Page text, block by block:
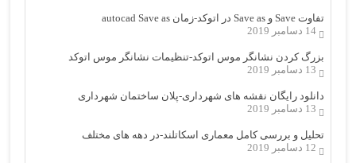
تفاوت Save و Save as در اتوکد-زمان autocad Save as
14 دسامبر 2019
بزرگ کردن نشانگر موس اتوکد-تنظیمات نشانگر موس اتوکد
13 دسامبر 2019
دانلود رایگان نقشه های شهرداری-پلان ساختمان شهرداری
13 دسامبر 2019
تحلیل و بررسی کامل معماری اسکاتلند-در دهه های مختلف
12 دسامبر 2019